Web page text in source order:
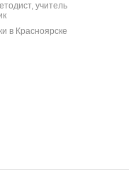
учитель
в Красноярске